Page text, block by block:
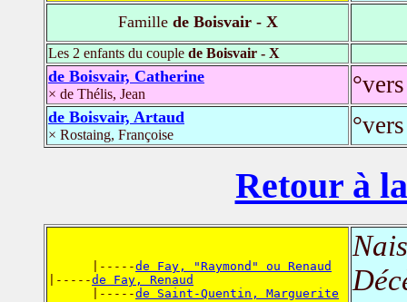
Famillede Boisvair - X
Les 2 enfants du couple de Boisvair - X
de Boisvair, Catherine
× de Thélis, Jean
de Boisvair, Artaud
× Rostaing, Françoise
Retour à
      |-----
de Fay, "Raymond" ou Renaud
|-----de Fay, Renaud
      |-----
de Saint-Quentin, Marguerite